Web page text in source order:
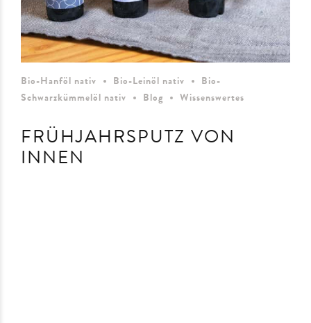
Bio-Hanföl nativ Bio-Leinöl nativ
Bio-
Schwarzkümmelöl nativ
Blog Wissenswertes
FRÜHJAHRSPUTZ VON
INNEN